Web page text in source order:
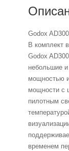
Godox
В комплект
Godox
небольшие
мощностью
мощности с
пилотным
временем